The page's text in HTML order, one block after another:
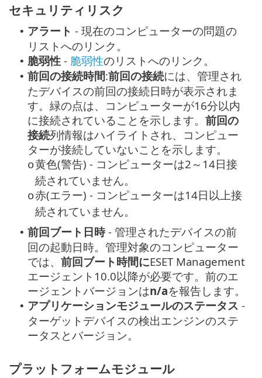
セキュリティリスク
• アラート - 現在のコンピューターの問題の
リストへのリンク。
• 脆弱性 - 脆弱性のリストへのリンク。
• 前回の接続時間:前回の接続には、管理され
たデバイスの前回の接続日時が表示されま
す。緑の点は、コンピューターが16分以内
に接続されていることを示します。 前回の
接続列情報はハイライトされ、コンピュー
ターが接続していないことを示します。
o黄色(警告) - コンピューターは2～14日接
続されていません。
o赤(エラー) - コンピューターは14日以上接
続されていません。
• 前回ブート日時- 管理されたデバイスの前
回の起動日時。管理対象のコンピューター
では、 前回ブート時間にESET Management
エージェント10.0以降が必要です。前のエ
ージェントバージョンはn/aを報告します。
• アプリケーションモジュールのステータス -
ターゲットデバイスの検出エンジンのステ
ータスとバージョン。
プラットフォームモジュール